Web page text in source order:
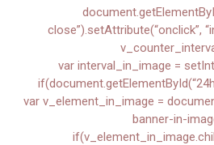
close”).setAttribute(“onclick”,
var interval_in_image =
var v_element_in_image =
banner-in-